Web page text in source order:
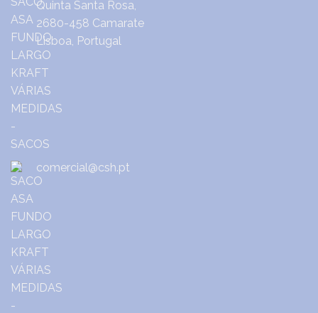
Quinta Santa Rosa,
2680-458 Camarate
Lisboa, Portugal
comercial@csh.pt